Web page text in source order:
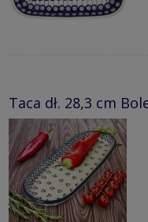
Taca dł. 28,3 cm